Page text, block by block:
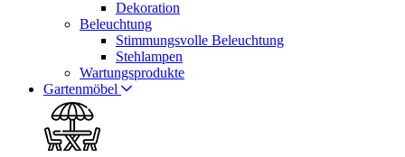
Dekoration
Beleuchtung
Stimmungsvolle Beleuchtung
Stehlampen
Wartungsprodukte
Gartenmöbel